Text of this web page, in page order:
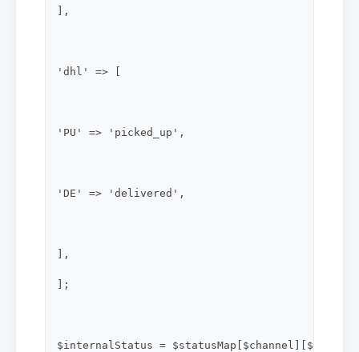
],
'dhl' => [
'PU' => 'picked_up',
'DE' => 'delivered',
],
];
$internalStatus =